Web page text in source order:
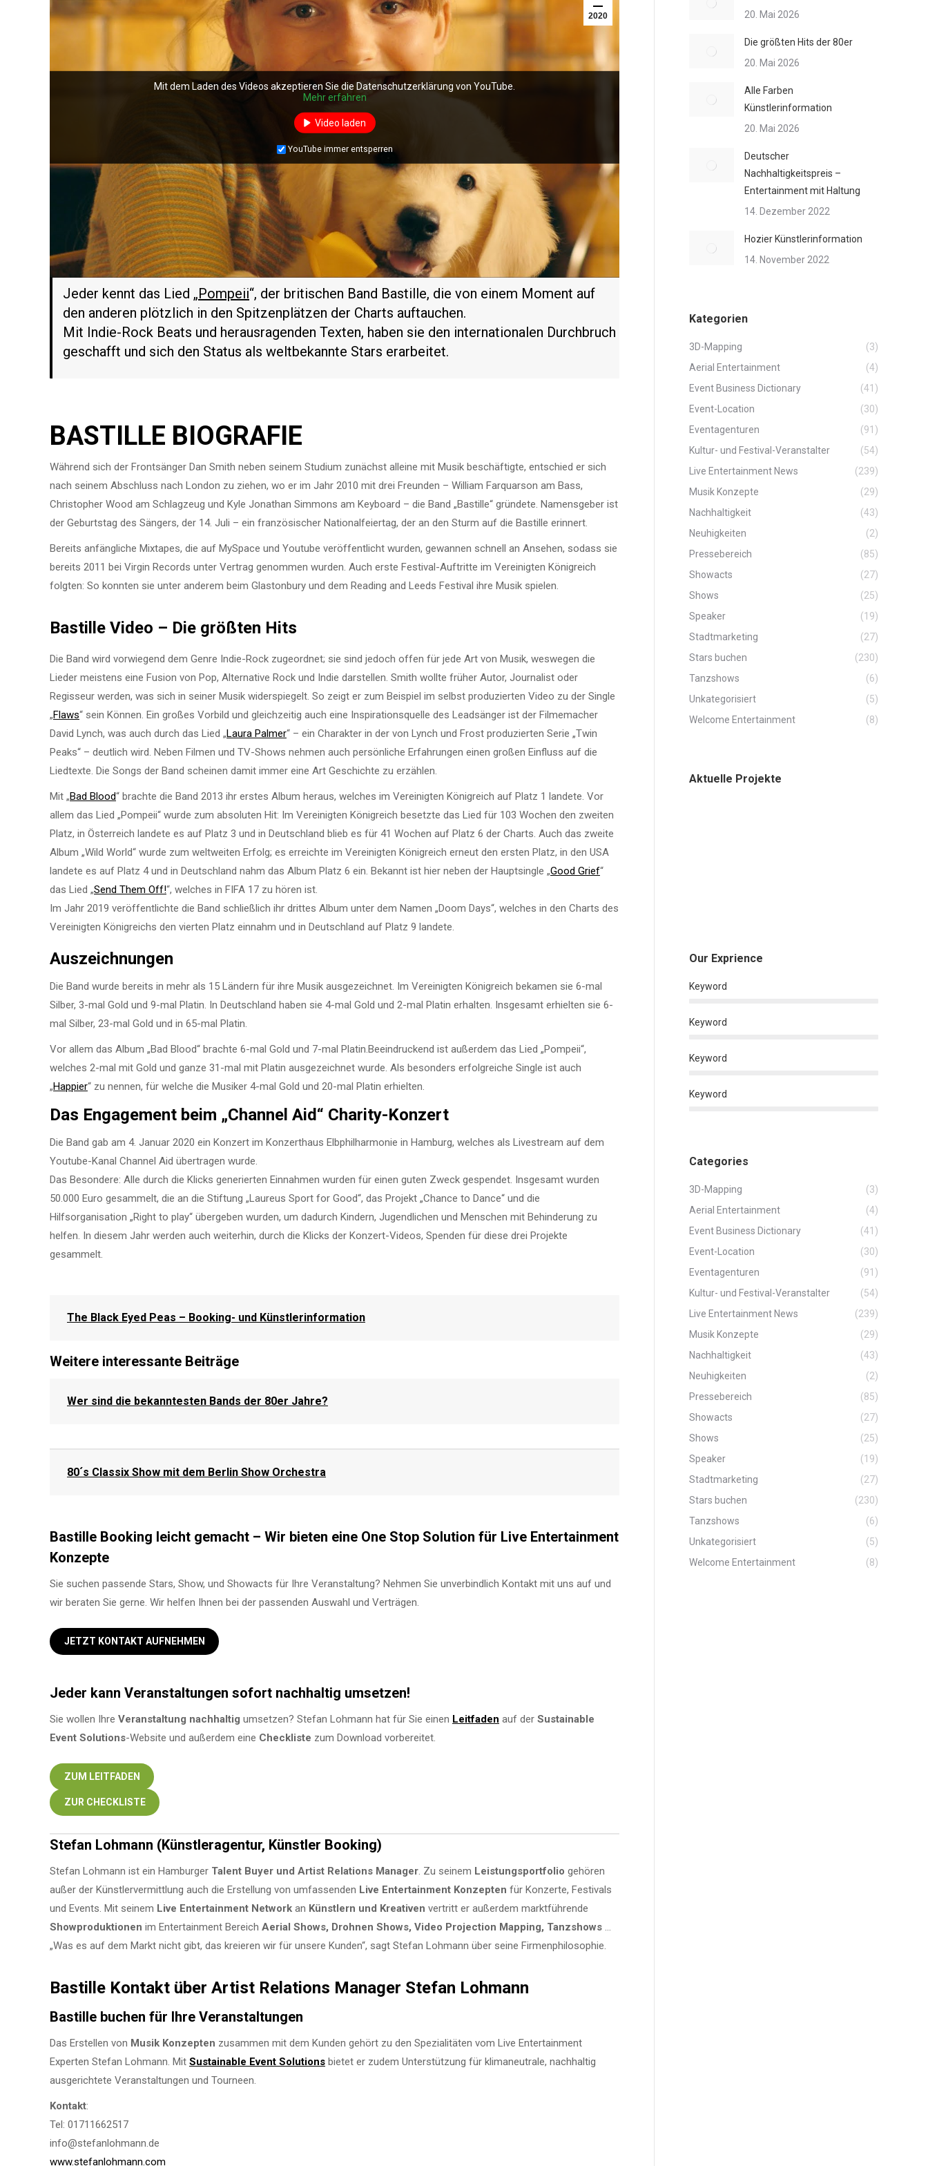
2020
Jeder kennt das Lied „Pompeii“, der britischen Band Bastille, die von einem Moment auf
den anderen plötzlich in den Spitzenplätzen der Charts auftauchen.
Mit Indie-Rock Beats und herausragenden Texten, haben sie den internationalen Durchbruch
geschafft und sich den Status als weltbekannte Stars erarbeitet.
Mit dem Laden des Videos akzeptieren Sie die Datenschutzerklärung von YouTube.
Mehr erfahren
Video laden
YouTube immer entsperren
BASTILLE BIOGRAFIE
Während sich der Frontsänger Dan Smith neben seinem Studium zunächst alleine mit Musik beschäftigte, entschied er sich
nach seinem Abschluss nach London zu ziehen, wo er im Jahr 2010 mit drei Freunden – William Farquarson am Bass,
Christopher Wood am Schlagzeug und Kyle Jonathan Simmons am Keyboard – die Band „Bastille“ gründete. Namensgeber ist
der Geburtstag des Sängers, der 14. Juli – ein französischer Nationalfeiertag, der an den Sturm auf die Bastille erinnert.
Bereits anfängliche Mixtapes, die auf MySpace und Youtube veröffentlicht wurden, gewannen schnell an Ansehen, sodass sie
bereits 2011 bei Virgin Records unter Vertrag genommen wurden. Auch erste Festival-Auftritte im Vereinigten Königreich
folgten: So konnten sie unter anderem beim Glastonbury und dem Reading and Leeds Festival ihre Musik spielen.
Bastille Video – Die größten Hits
Mit dem Laden des Videos akzeptieren Sie die Datenschutzerklärung von YouTube.
Mehr erfahren
Video laden
YouTube immer entsperren
Die Band wird vorwiegend dem Genre Indie-Rock zugeordnet; sie sind jedoch offen für jede Art von Musik, weswegen die
Lieder meistens eine Fusion von Pop, Alternative Rock und Indie darstellen. Smith wollte früher Autor, Journalist oder
Regisseur werden, was sich in seiner Musik widerspiegelt. So zeigt er zum Beispiel im selbst produzierten Video zu der Single
„Flaws“ sein Können. Ein großes Vorbild und gleichzeitig auch eine Inspirationsquelle des Leadsänger ist der Filmemacher
David Lynch, was auch durch das Lied „Laura Palmer“ – ein Charakter in der von Lynch und Frost produzierten Serie „Twin
Peaks“ – deutlich wird. Neben Filmen und TV-Shows nehmen auch persönliche Erfahrungen einen großen Einfluss auf die
Liedtexte. Die Songs der Band scheinen damit immer eine Art Geschichte zu erzählen.
Mit „Bad Blood“ brachte die Band 2013 ihr erstes Album heraus, welches im Vereinigten Königreich auf Platz 1 landete. Vor
allem das Lied „Pompeii“ wurde zum absoluten Hit: Im Vereinigten Königreich besetzte das Lied für 103 Wochen den zweiten
Platz, in Österreich landete es auf Platz 3 und in Deutschland blieb es für 41 Wochen auf Platz 6 der Charts. Auch das zweite
Album „Wild World“ wurde zum weltweiten Erfolg; es erreichte im Vereinigten Königreich erneut den ersten Platz, in den USA
landete es auf Platz 4 und in Deutschland nahm das Album Platz 6 ein. Bekannt ist hier neben der Hauptsingle „Good Grief“
das Lied „Send Them Off!“, welches in FIFA 17 zu hören ist.
Im Jahr 2019 veröffentlichte die Band schließlich ihr drittes Album unter dem Namen „Doom Days“, welches in den Charts des
Vereinigten Königreichs den vierten Platz einnahm und in Deutschland auf Platz 9 landete.
Mit dem Laden des Videos akzeptieren Sie die Datenschutzerklärung von YouTube.
Mehr erfahren
Video laden
YouTube immer entsperren
Auszeichnungen
Die Band wurde bereits in mehr als 15 Ländern für ihre Musik ausgezeichnet. Im Vereinigten Königreich bekamen sie 6-mal
Silber, 3-mal Gold und 9-mal Platin. In Deutschland haben sie 4-mal Gold und 2-mal Platin erhalten. Insgesamt erhielten sie 6-
mal Silber, 23-mal Gold und in 65-mal Platin.
Vor allem das Album „Bad Blood“ brachte 6-mal Gold und 7-mal Platin.Beeindruckend ist außerdem das Lied „Pompeii“,
welches 2-mal mit Gold und ganze 31-mal mit Platin ausgezeichnet wurde. Als besonders erfolgreiche Single ist auch
„Happier“ zu nennen, für welche die Musiker 4-mal Gold und 20-mal Platin erhielten.
Das Engagement beim „Channel Aid“ Charity-Konzert
Die Band gab am 4. Januar 2020 ein Konzert im Konzerthaus Elbphilharmonie in Hamburg, welches als Livestream auf dem
Youtube-Kanal Channel Aid übertragen wurde.
Das Besondere: Alle durch die Klicks generierten Einnahmen wurden für einen guten Zweck gespendet. Insgesamt wurden
50.000 Euro gesammelt, die an die Stiftung „Laureus Sport for Good“, das Projekt „Chance to Dance“ und die
Hilfsorganisation „Right to play“ übergeben wurden, um dadurch Kindern, Jugendlichen und Menschen mit Behinderung zu
helfen. In diesem Jahr werden auch weiterhin, durch die Klicks der Konzert-Videos, Spenden für diese drei Projekte
gesammelt.
The Black Eyed Peas – Booking- und Künstlerinformation
Weitere interessante Beiträge
Wer sind die bekanntesten Bands der 80er Jahre?
80´s Classix Show mit dem Berlin Show Orchestra
Bastille Booking leicht gemacht – Wir bieten eine One Stop Solution für Live Entertainment
Konzepte
Sie suchen passende Stars, Show, und Showacts für Ihre Veranstaltung? Nehmen Sie unverbindlich Kontakt mit uns auf und
wir beraten Sie gerne. Wir helfen Ihnen bei der passenden Auswahl und Verträgen.
JETZT KONTAKT AUFNEHMEN
Jeder kann Veranstaltungen sofort nachhaltig umsetzen!
Sie wollen Ihre Veranstaltung nachhaltig umsetzen? Stefan Lohmann hat für Sie einen Leitfaden auf der Sustainable
Event Solutions-Website und außerdem eine Checkliste zum Download vorbereitet.
ZUM LEITFADEN
ZUR CHECKLISTE
Stefan Lohmann (Künstleragentur, Künstler Booking)
Stefan Lohmann ist ein Hamburger Talent Buyer und Artist Relations Manager. Zu seinem Leistungsportfolio gehören
außer der Künstlervermittlung auch die Erstellung von umfassenden Live Entertainment Konzepten für Konzerte, Festivals
und Events. Mit seinem Live Entertainment Network an Künstlern und Kreativen vertritt er außerdem marktführende
Showproduktionen im Entertainment Bereich Aerial Shows, Drohnen Shows, Video Projection Mapping, Tanzshows …
„Was es auf dem Markt nicht gibt, das kreieren wir für unsere Kunden“, sagt Stefan Lohmann über seine Firmenphilosophie.
Bastille Kontakt über Artist Relations Manager Stefan Lohmann
Bastille buchen für Ihre Veranstaltungen
Das Erstellen von Musik Konzepten zusammen mit dem Kunden gehört zu den Spezialitäten vom Live Entertainment
Experten Stefan Lohmann. Mit Sustainable Event Solutions bietet er zudem Unterstützung für klimaneutrale, nachhaltig
ausgerichtete Veranstaltungen und Tourneen.
Kontakt:
Tel: 01711662517
info@stefanlohmann.de
www.stefanlohmann.com
20. Mai 2026
Die größten Hits der 80er
20. Mai 2026
Alle Farben
Künstlerinformation
20. Mai 2026
Deutscher
Nachhaltigkeitspreis –
Entertainment mit Haltung
14. Dezember 2022
Hozier Künstlerinformation
14. November 2022
Kategorien
3D-Mapping
(3)
Aerial Entertainment
(4)
Event Business Dictionary
(41)
Event-Location
(30)
Eventagenturen
(91)
Kultur- und Festival-Veranstalter
(54)
Live Entertainment News
(239)
Musik Konzepte
(29)
Nachhaltigkeit
(43)
Neuhigkeiten
(2)
Pressebereich
(85)
Showacts
(27)
Shows
(25)
Speaker
(19)
Stadtmarketing
(27)
Stars buchen
(230)
Tanzshows
(6)
Unkategorisiert
(5)
Welcome Entertainment
(8)
Aktuelle Projekte
Our Exprience
Keyword
Keyword
Keyword
Keyword
Categories
3D-Mapping
(3)
Aerial Entertainment
(4)
Event Business Dictionary
(41)
Event-Location
(30)
Eventagenturen
(91)
Kultur- und Festival-Veranstalter
(54)
Live Entertainment News
(239)
Musik Konzepte
(29)
Nachhaltigkeit
(43)
Neuhigkeiten
(2)
Pressebereich
(85)
Showacts
(27)
Shows
(25)
Speaker
(19)
Stadtmarketing
(27)
Stars buchen
(230)
Tanzshows
(6)
Unkategorisiert
(5)
Welcome Entertainment
(8)